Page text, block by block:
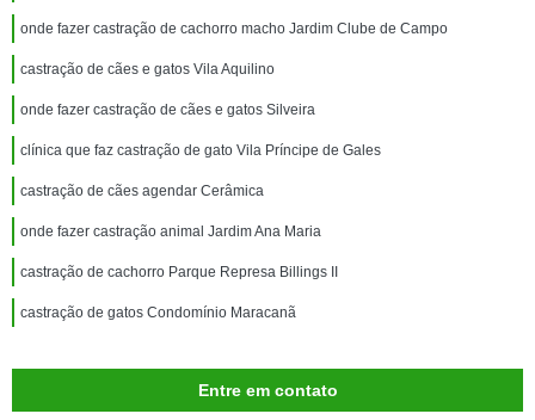
onde fazer castração de cachorro macho Jardim Clube de Campo
castração de cães e gatos Vila Aquilino
onde fazer castração de cães e gatos Silveira
clínica que faz castração de gato Vila Príncipe de Gales
castração de cães agendar Cerâmica
onde fazer castração animal Jardim Ana Maria
castração de cachorro Parque Represa Billings II
castração de gatos Condomínio Maracanã
Entre em contato